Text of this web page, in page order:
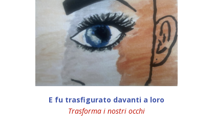
E fu trasfigurato davanti a loro
Trasforma i nostri occhi